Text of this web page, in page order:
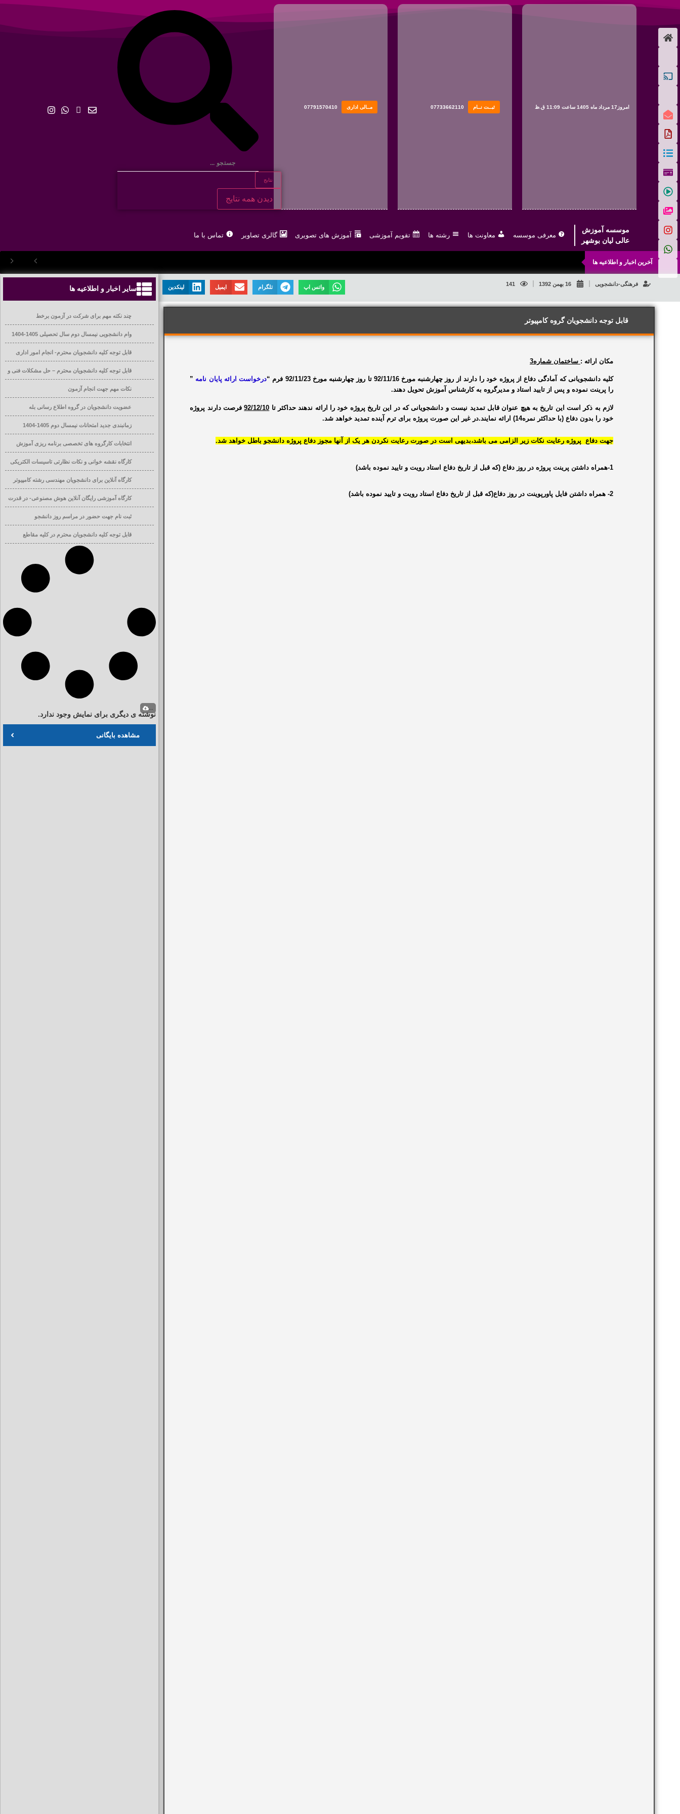
امروز17 مرداد ماه 1405 ساعت 11:09 ق.ظ 07733662110 ثبــت نــام 07791570410 مــالی اداری
نتایج
دیدن همه نتایج
موسسه آموزش
عالی لیان بوشهر
معرفی موسسه معاونت ها رشته ها تقویم آموزشی آموزش های تصویری گالری تصاویر تماس با ما
آخرین اخبار و اطلاعیه ها
فرهنگی-دانشجویی 16 بهمن 1392 141
واتس اپ تلگرام ایمیل لینکدین
قابل توجه دانشجویان گروه کامپیوتر
مکان ارائه : ساختمان شماره3
کلیه دانشجویانی که آمادگی دفاع از پروژه خود را دارند از روز چهارشنبه مورخ92/11/16 تا روز چهارشنبه مورخ92/11/23 فرم “درخواست ارائه پایان نامه ”
را پرینت نموده و پس از تایید استاد و مدیرگروه بهکارشناس آموزش تحویل دهند.
لازم به ذکر است این تاریخ به هیچ عنوان قابل تمدید نیست و دانشجویانی که در این تاریخ پروژه خود را ارائه ندهند حداکثر تا 92/12/10فرصت دارند پروژه
خود را بدون دفاع (با حداکثر نمره14 ) ارائه نمایند.در غیر این صورت پروژه برای ترم آینده تمدید خواهد شد.
جهت دفاع پروژه رعایت نکات زیر الزامی می باشد،بدیهی است در صورت رعایت نکردن هر یک از آنها مجوز دفاع پروژه دانشجو باطل خواهد شد.
1-همراه داشتن پرینت پروژه در روز دفاع (که قبل از تاریخ دفاع استاد رویت و تایید نموده باشد)
2- همراه داشتن فایل پاورپوینت در روز دفاع(که قبل از تاریخ دفاع استاد رویت و تایید نموده باشد)
سایر اخبار و اطلاعیه ها
چند نکته مهم برای شرکت در آزمون برخط
وام دانشجویی نیمسال دوم سال تحصیلی 1405-1404
قابل توجه کلیه دانشجویان محترم- انجام امور اداری
قابل توجه کلیه دانشجویان محترم – حل مشکلات فنی و
آموزشی
نکات مهم جهت انجام آزمون
عضویت دانشجویان در گروه اطلاع رسانی بله
زمانبندی جدید امتحانات نیمسال دوم 1405-1404
انتخابات کارگروه های تخصصی برنامه ریزی آموزش
عالی دانشگاه ها و موسسات آموزش عالی
کارگاه نقشه خوانی و نکات نظارتی تاسیسات الکتریکی
ساختمان
کارگاه آنلاین برای دانشجویان مهندسی رشته کامپیوتر
کارگاه آموزشی رایگان آنلاین هوش مصنوعی- در قدرت
افزایی تحصیلی
ثبت نام جهت حضور در مراسم روز دانشجو
قابل توجه کلیه دانشجویان محترم در کلیه مقاطع
تحصیلی
نوشته ی دیگری برای نمایش وجود ندارد.
مشاهده بایگانی